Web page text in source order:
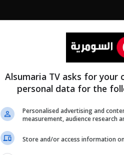
Alsumaria TV asks for your
personal data for the
Personalised advertising and
measurement, audience research
Store and/or access information